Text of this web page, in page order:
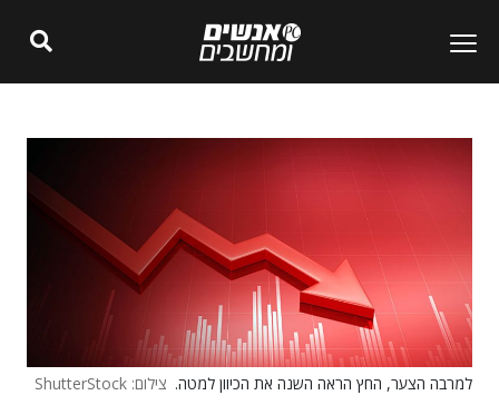
למרבה הצער, החץ הראה השנה את הכיוון למטה. צילום: ShutterStock